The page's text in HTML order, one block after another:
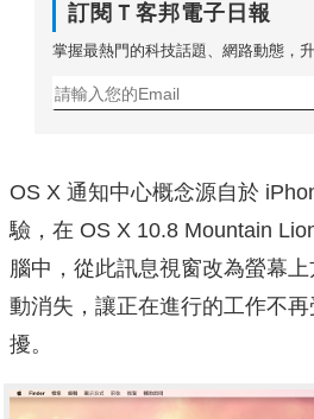
訂閱Ｔ客邦電子日報
掌握最熱門的科技話題、網路動態，
OS X 通知中心概念源自於
驗，在 OS X 10.8 Mountain
腦中，從此訊息視窗改為螢幕
動消失，讓正在進行的工作不
擾。